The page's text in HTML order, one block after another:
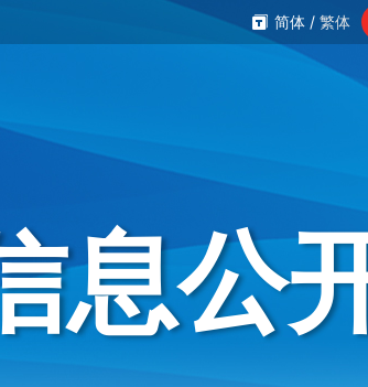
简体 / 繁体
息公